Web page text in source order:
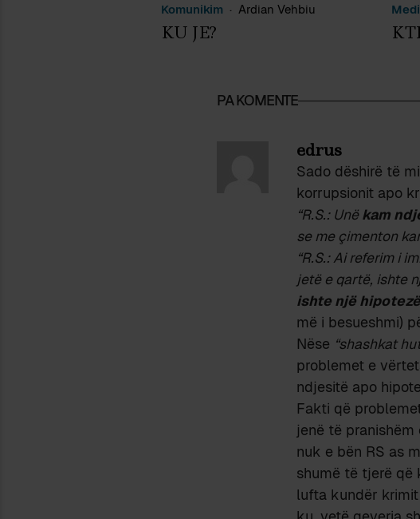
Komunikim Ardian Vehbiu
KU JE?
PA KOMENTE
edrus
Sado dëshirë të
korrupsionit apo
“R.S.: Unë kam
se me çimenton
“R.S.: Ai referim i
jetë e qartë, ishte
ishte një hipotezë
më i besueshmi)
Nëse “shashkat
problemet e
ndjesitë apo
Fakti që
jenë të
nuk e bën RS as
shumë të tjerë që
lufta kundër